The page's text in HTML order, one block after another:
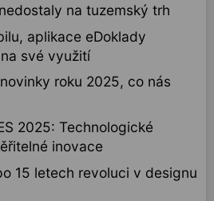
na tuzemský trh
aplikace eDoklady
své využití
roku 2025, co nás
2025: Technologické
inovace
15 letech revoluci v designu